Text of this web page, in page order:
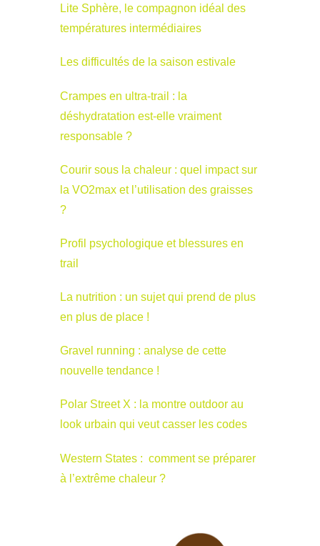
Lite Sphère, le compagnon idéal des
températures intermédiaires
Les difficultés de la saison estivale
Crampes en ultra-trail : la
déshydratation est-elle vraiment
responsable ?
Courir sous la chaleur : quel impact sur
la VO2max et l’utilisation des graisses
?
Profil psychologique et blessures en
trail
La nutrition : un sujet qui prend de plus
en plus de place !
Gravel running : analyse de cette
nouvelle tendance !
Polar Street X : la montre outdoor au
look urbain qui veut casser les codes
Western States : comment se préparer
à l’extrême chaleur ?